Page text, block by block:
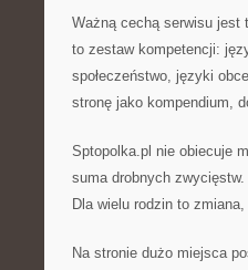
Ważną cechą serwisu jest
to zestaw kompetencji:
społeczeństwo, języki
stronę jako kompendium,
Sptopolka.pl nie obiecuje
suma drobnych
Dla wielu rodzin to
Na stronie dużo miejsca